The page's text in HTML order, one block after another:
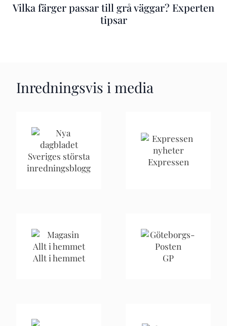
Vilka färger passar till grå väggar? Experten
tipsar
Inredningsvis i media
Sveriges största
inredningsblogg
Expressen
Allt i hemmet GP